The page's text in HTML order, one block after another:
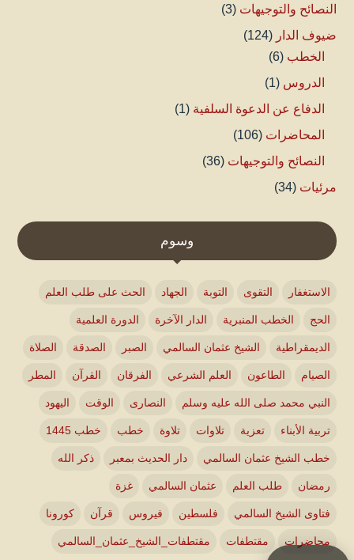
النصائح والتوجيهات (3)
ضيوف الدار (124)
الخطب (6)
الدروس (1)
الدفاع عن الدعوة السلفية (1)
المحاضرات (106)
النصائح والتوجيهات (36)
مرئيات (34)
وسوم
الاستغفار التقوى التوبة الجهاد الحث على طلب العلم
الحج الخطب المنبرية الدار الآخرة الدورة العلمية
الديمقراطية الشيخ عثمان السالمي الصبر الصدقة الصلاة
الصيام الطاعون العلم الشرعي الفرقان القرآن المطر
النبي محمد صلى الله عليه وسلم النصارى الوقت اليهود
تربية الأبناء تعزية تلاوات تلاوة خطب خطب 1445
خطب الشيخ عثمان السالمي دار الحديث بمعبر ذكر الله
رمضان طلب العلم عثمان السالمي غزة
فتاوى الشيخ السالمي فلسطين فيروس قرآن كورونا
محاضرات مقتطفات مقتطفات_الشيخ_عثمان_السالمي